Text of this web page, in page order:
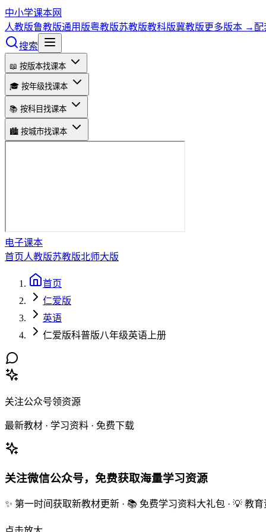
中小学课本网
人教版鲁教版通用版粤教版苏教版教科版冀教版更多版本 → 配
搜索
📖 按版本找课本
🎓 按年级找课本
📚 按科目找课本
🏙️ 按城市找课本
电子课本
首页人教版苏教版北师大版
首页
仁爱版
英语
仁爱版科普版八年级英语上册
关注公众号领资源
最新教材 · 学习资料 · 免费下载
关注微信公众号，免费获取海量学习资源
✨ 第一时间获取新教材更新 · 📚 免费学习资料大礼包 · 💡 教